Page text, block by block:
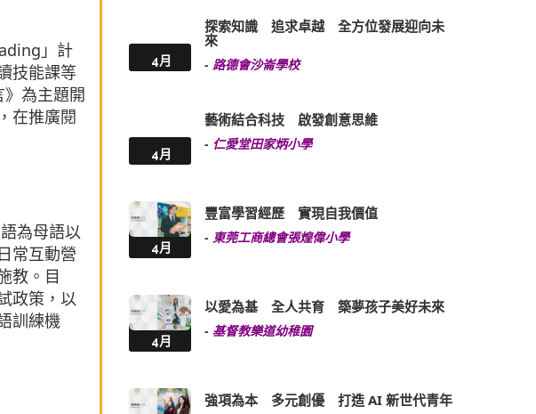
」計
技能課等
為主題開
在推廣閱
為母語以
常互動營
教。目
政策，以
訓練機
4月
探索知識 追求卓越 全方位發展迎向未
來
-路德會沙崙學校
4月
藝術結合科技 啟發創意思維
- 仁愛堂田家炳小學
4月
豐富學習經歷 實現自我價值
-東莞工商總會張煌偉小學
4月
以愛為基 全人共育 築夢孩子美好未來
- 基督教樂道幼稚園
強項為本 多元創優 打造 AI 新世代青年